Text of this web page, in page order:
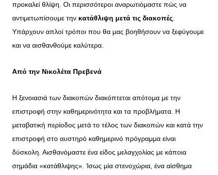
προκαλεί θλίψη. Οι περισσότεροι αναρωτιόμαστε πώς να
αντιμετωπίσουμε την κατάθλιψη μετά τις διακοπές.
Υπάρχουν απλοί τρόποι που θα μας βοηθήσουν να ξεφύγουμε
και να αισθανθούμε καλύτερα.
Από την Νικολέτα Πρεβενά
Η ξενοιασιά των διακοπών διακόπτεται απότομα με την
επιστροφή στην καθημερινότητα και τα προβλήματα. Η
μεταβατική περίοδος μετά το τέλος των διακοπών και κατά την
επιστροφή στο αυστηρό καθημερινό πρόγραμμα είναι
δύσκολη. Αισθανόμαστε ένα είδος μελαγχολίας με κάποια
σημάδια «κατάθλιψης». Ίσως μία στενοχώρια, ένα αίσθημα